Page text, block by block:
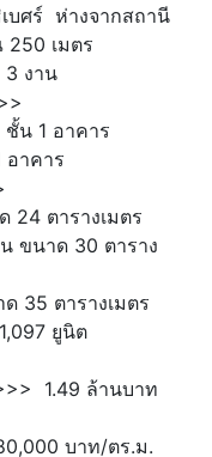
บศร์ ห่างจากสถานี
เมตร
งาน
น 1 อาคาร
อาคาร
24 ตารางเมตร
ขนาด 30 ตาราง
35 ตารางเมตร
ยูนิต
1.49 ล้านบาท
บาท/ตร.ม.